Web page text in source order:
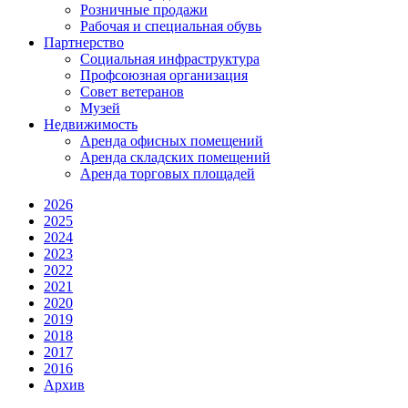
Розничные продажи
Рабочая и специальная обувь
Партнерство
Социальная инфраструктура
Профсоюзная организация
Совет ветеранов
Музей
Недвижимость
Аренда офисных помещений
Аренда складских помещений
Аренда торговых площадей
2026
2025
2024
2023
2022
2021
2020
2019
2018
2017
2016
Архив